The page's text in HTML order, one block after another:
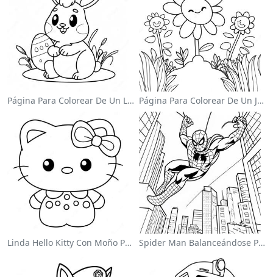
Página Para Colorear De Un Lindo Conejo De Pascua Página Para Colorear De Un Jardín De Flores Coloridas
Linda Hello Kitty Con Moño Para Colorear Spider Man Balanceándose Por La Ciudad Para Colorear